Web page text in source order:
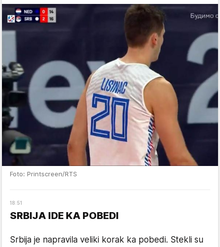
Foto: Printscreen/RTS
18:51
SRBIJA IDE KA POBEDI
Srbija je napravila veliki korak ka pobedi. Stekli su